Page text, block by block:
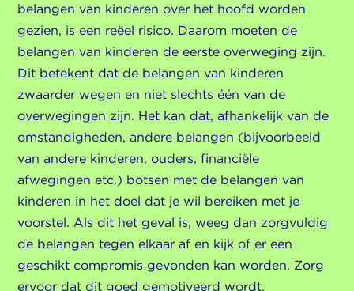
belangen van kinderen over het hoofd worden
gezien, is een reëel risico. Daarom moeten de
belangen van kinderen de eerste overweging zijn.
Dit betekent dat de belangen van kinderen
zwaarder wegen en niet slechts één van de
overwegingen zijn. Het kan dat, afhankelijk van de
omstandigheden, andere belangen (bijvoorbeeld
van andere kinderen, ouders, financiële
afwegingen etc.) botsen met de belangen van
kinderen in het doel dat je wil bereiken met je
voorstel. Als dit het geval is, weeg dan zorgvuldig
de belangen tegen elkaar af en kijk of er een
geschikt compromis gevonden kan worden. Zorg
ervoor dat dit goed gemotiveerd wordt.